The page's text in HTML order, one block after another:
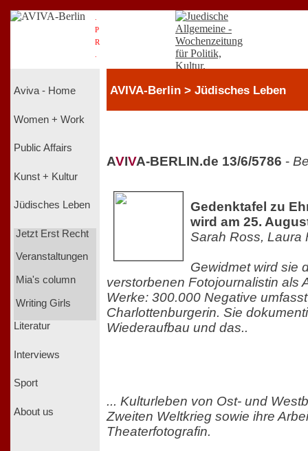
P
R
Aviva - Home
Women + Work
Public Affairs
Kunst + Kultur
Jüdisches Leben
Jetzt Erst Recht
Veranstaltungen
Mia's column
Writing Girls
Literatur
Interviews
Sport
About us
AVIVA-Berlin > Jüdisches Leben
AVIVA-BERLIN.de 13/6/5786 -
Gedenktafel zu
wird am 25.
Sarah Ross, Laura
Gewidmet wird sie
verstorbenen Fotojournalistin als
Werke: 300.000 Negative
Charlottenburgerin. Sie
Wiederaufbau und das..
... Kulturleben von Ost- und
Zweiten Weltkrieg sowie ihre
Theaterfotografin.